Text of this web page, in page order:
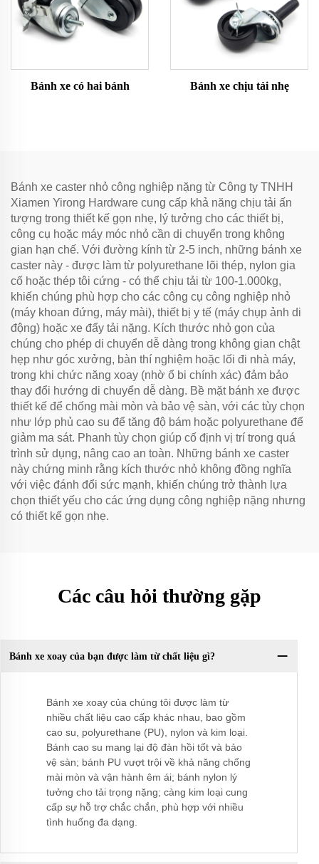
Bánh xe có hai bánh Bánh xe chịu tải nhẹ
Bánh xe caster nhỏ công nghiệp nặng từ Công ty TNHH
Xiamen Yirong Hardware cung cấp khả năng chịu tải ấn
tượng trong thiết kế gọn nhẹ, lý tưởng cho các thiết bị,
công cụ hoặc máy móc nhỏ cần di chuyển trong không
gian hạn chế. Với đường kính từ 2-5 inch, những bánh xe
caster này - được làm từ polyurethane lõi thép, nylon gia
cố hoặc thép tôi cứng - có thể chịu tải từ 100-1.000kg,
khiến chúng phù hợp cho các công cụ công nghiệp nhỏ
(máy khoan đứng, máy mài), thiết bị y tế (máy chụp ảnh di
động) hoặc xe đẩy tải nặng. Kích thước nhỏ gọn của
chúng cho phép di chuyển dễ dàng trong không gian chật
hẹp như góc xưởng, bàn thí nghiệm hoặc lối đi nhà máy,
trong khi chức năng xoay (nhờ ổ bi chính xác) đảm bảo
thay đổi hướng di chuyển dễ dàng. Bề mặt bánh xe được
thiết kế để chống mài mòn và bảo vệ sàn, với các tùy chọn
như lớp phủ cao su để tăng độ bám hoặc polyurethane để
giảm ma sát. Phanh tùy chọn giúp cố định vị trí trong quá
trình sử dụng, nâng cao an toàn. Những bánh xe caster
này chứng minh rằng kích thước nhỏ không đồng nghĩa
với việc đánh đổi sức mạnh, khiến chúng trở thành lựa
chọn thiết yếu cho các ứng dụng công nghiệp nặng nhưng
có thiết kế gọn nhẹ.
Các câu hỏi thường gặp
Bánh xe xoay của bạn được làm từ chất liệu gì?
Bánh xe xoay của chúng tôi được làm từ
nhiều chất liệu cao cấp khác nhau, bao gồm
cao su, polyurethane (PU), nylon và kim loại.
Bánh cao su mang lại độ đàn hồi tốt và bảo
vệ sàn; bánh PU vượt trội về khả năng chống
mài mòn và vận hành êm ái; bánh nylon lý
tưởng cho tải trọng nặng; càng kim loại cung
cấp sự hỗ trợ chắc chắn, phù hợp với nhiều
tình huống đa dạng.